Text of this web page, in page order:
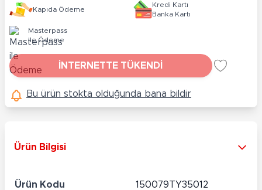
Kapıda Ödeme
Kredi Kartı
Banka Kartı
Masterpass
ile Ödeme
İNTERNETTE TÜKENDİ
Bu ürün stokta olduğunda bana bildir
Ürün Bilgisi
Ürün Kodu 150079TY35012